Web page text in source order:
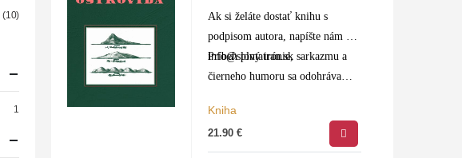
Ak si želáte dostať knihu s
podpisom autora, napíšte nám na
info@slovtatran.sk
Príbeh plný irónie, sarkazmu a
čierneho humoru sa odohráva
moci, cynického bohatstva a
manipulatívnej…
Kniha
21.90€
(10)
1